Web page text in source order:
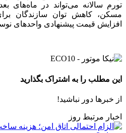
تورم سالانه می‌تواند در ماه‌های
مسکن، کاهش توان سازندگان
افزایش قیمت پیشنهادی واحدهای
این مطلب را به اشتراک بگذارید
از خبرها دور نباشید!
اخبار مرتبط روز